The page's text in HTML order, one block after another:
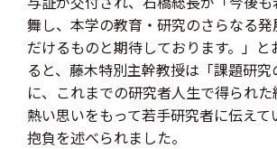
舞し、本学の教育・研究のさらなる
だけるものと期待しております。」
ると、藤木特別主幹教授は「課題研究
に、これまでの研究者人生で得られた
熱い思いをもって若手研究者に伝えて
抱負を述べられました。